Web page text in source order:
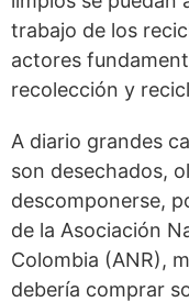
trabajo de los
actores
recolección y
A diario grandes
son desechados,
descomponerse,
de la Asociación
Colombia (ANR),
debería comprar